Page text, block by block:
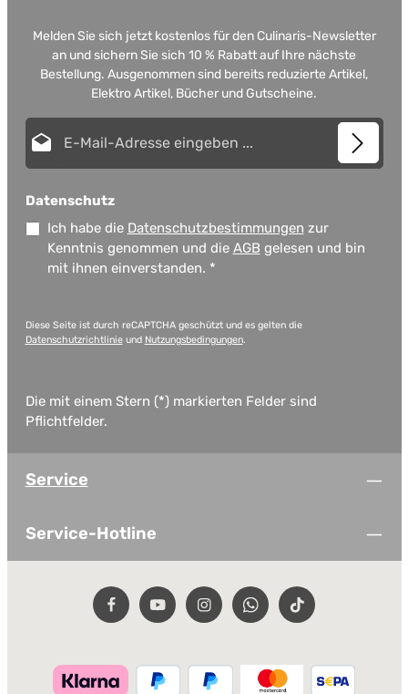
Melden Sie sich jetzt kostenlos für den Culinaris-Newsletter
an und sichern Sie sich 10 % Rabatt auf Ihre nächste
Bestellung. Ausgenommen sind bereits reduzierte Artikel,
Elektro Artikel, Bücher und Gutscheine.
Datenschutz
Ich habe die Datenschutzbestimmungen zur
Kenntnis genommen und die AGB gelesen und bin
mit ihnen einverstanden. *
Diese Seite ist durch reCAPTCHA geschützt und es gelten die
Datenschutzrichtlinieund Nutzungsbedingungen.
Die mit einem Stern (*) markierten Felder sind
Pflichtfelder.
Service
Service-Hotline